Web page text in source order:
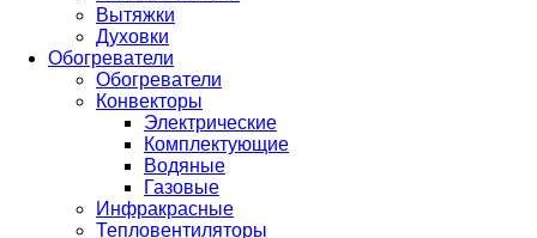
Вытяжки
Духовки
Обогреватели
Обогреватели
Конвекторы
Электрические
Комплектующие
Водяные
Газовые
Инфракрасные
Тепловентиляторы